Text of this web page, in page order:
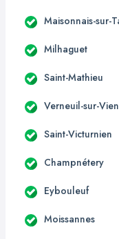
Maisonnais-sur-
Milhaguet
Saint-Mathieu
Verneuil-sur-
Saint-Victurnien
Champnétery
Eybouleuf
Moissannes